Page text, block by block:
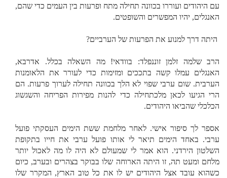
עם היהודים ועוררו בכוונה תחילה מתח ופרעות בין העמים כדי שהם,
האנגלים, יהיו המפשרים והשופטים.
היתה דרך למנוע את הפרעות של הערביים?
הרב שלמה זלמן זוננפלד: בוודאי! מה השאלה בכלל. אדרבא,
האנגלים עמלו קשה בתככים ומזימות כדי לעורר את הלאומנות
הערבית. שום ערבי שפוי לא הלך בכוונה תחילה לערוך פרעות. הם
הרי הגיעו לכאן מלכתחילה כדי להנות מפירות הפריחה והשגשוג
הכלכלי שהביאו היהודים.
אספר לך סיפור אישי. לאחר מלחמת ששת הימים העסקתי פועל
ערבי. באחד הימים תיאר לי אותו פועל ערבי את חייו בתקופת
השלטון הירדני. הוא אמר לי שמעולם לא היה לו מה לאכול יותר
מלחם ומעט תה, זו היתה הארוחה שלו בבוקר בצהרים ובערב, כיום
כשהוא עובד אצל היהודים יש לו את כל טוב הארץ, המקרר שלו